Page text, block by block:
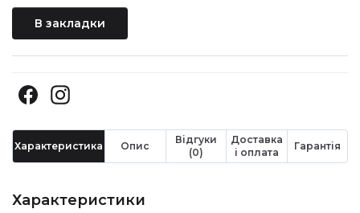
В закладки
Характеристика Опис
Відгуки
(0)
Доставка
і оплата
Гарантія
Характеристики